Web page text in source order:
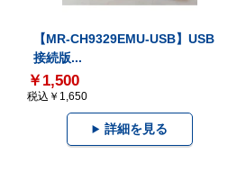
【MR-CH9329EMU-USB】USB
接続版...
￥1,500
税込￥1,650
詳細を見る